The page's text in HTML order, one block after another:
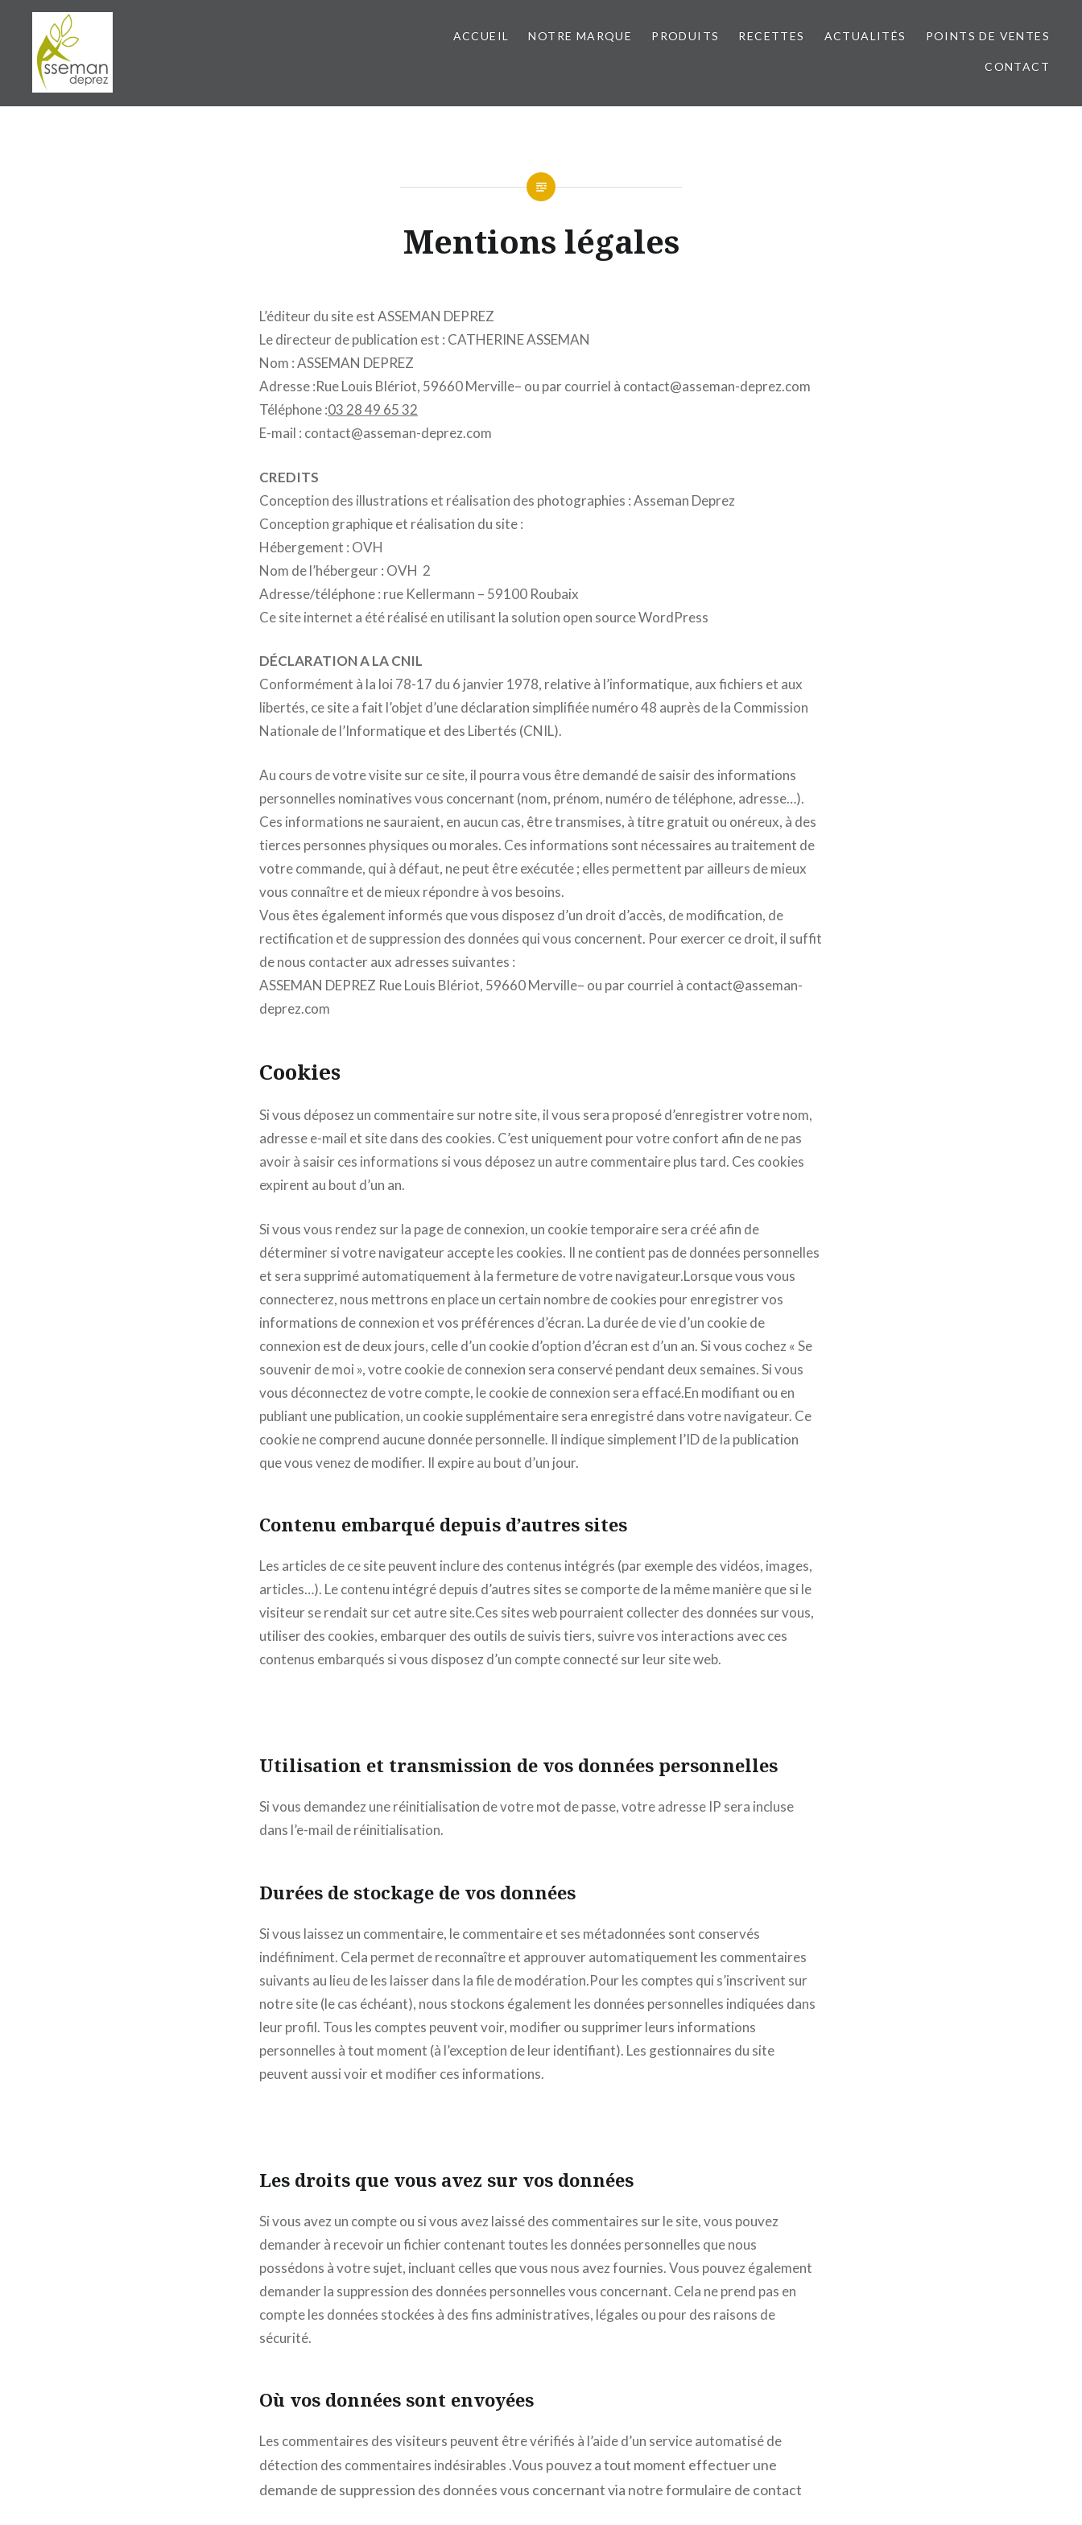
contenu
ASSEMAN DEPREZ
ACCUEIL NOTRE MARQUE PRODUITS RECETTES ACTUALITÉS POINTS DE VENTES
CONTACT
Mentions légales
L’éditeur du site est ASSEMAN DEPREZ
Le directeur de publication est : CATHERINE ASSEMAN
Nom : ASSEMAN DEPREZ
Adresse :Rue Louis Blériot, 59660 Merville– ou par courriel à contact@asseman-deprez.com
Téléphone :03 28 49 65 32
E-mail : contact@asseman-deprez.com
CREDITS
Conception des illustrations et réalisation des photographies : Asseman Deprez
Conception graphique et réalisation du site :
Hébergement : OVH
Nom de l’hébergeur : OVH 2
Adresse/téléphone : rue Kellermann – 59100 Roubaix
Ce site internet a été réalisé en utilisant la solution open source WordPress
DÉCLARATION A LA CNIL
Conformément à la loi 78-17 du 6 janvier 1978, relative à l’informatique, aux fichiers et aux
libertés, ce site a fait l’objet d’une déclaration simplifiée numéro 48 auprès de la Commission
Nationale de l’Informatique et des Libertés (CNIL).
Au cours de votre visite sur ce site, il pourra vous être demandé de saisir des informations
personnelles nominatives vous concernant (nom, prénom, numéro de téléphone, adresse…).
Ces informations ne sauraient, en aucun cas, être transmises, à titre gratuit ou onéreux, à des
tierces personnes physiques ou morales. Ces informations sont nécessaires au traitement de
votre commande, qui à défaut, ne peut être exécutée ; elles permettent par ailleurs de mieux
vous connaître et de mieux répondre à vos besoins.
Vous êtes également informés que vous disposez d’un droit d’accès, de modification, de
rectification et de suppression des données qui vous concernent. Pour exercer ce droit, il suffit
de nous contacter aux adresses suivantes :
ASSEMAN DEPREZ Rue Louis Blériot, 59660 Merville– ou par courriel à contact@asseman-
deprez.com
Cookies
Si vous déposez un commentaire sur notre site, il vous sera proposé d’enregistrer votre nom,
adresse e-mail et site dans des cookies. C’est uniquement pour votre confort afin de ne pas
avoir à saisir ces informations si vous déposez un autre commentaire plus tard. Ces cookies
expirent au bout d’un an.
Si vous vous rendez sur la page de connexion, un cookie temporaire sera créé afin de
déterminer si votre navigateur accepte les cookies. Il ne contient pas de données personnelles
et sera supprimé automatiquement à la fermeture de votre navigateur.Lorsque vous vous
connecterez, nous mettrons en place un certain nombre de cookies pour enregistrer vos
informations de connexion et vos préférences d’écran. La durée de vie d’un cookie de
connexion est de deux jours, celle d’un cookie d’option d’écran est d’un an. Si vous cochez « Se
souvenir de moi », votre cookie de connexion sera conservé pendant deux semaines. Si vous
vous déconnectez de votre compte, le cookie de connexion sera effacé.En modifiant ou en
publiant une publication, un cookie supplémentaire sera enregistré dans votre navigateur. Ce
cookie ne comprend aucune donnée personnelle. Il indique simplement l’ID de la publication
que vous venez de modifier. Il expire au bout d’un jour.
Contenu embarqué depuis d’autres sites
Les articles de ce site peuvent inclure des contenus intégrés (par exemple des vidéos, images,
articles…). Le contenu intégré depuis d’autres sites se comporte de la même manière que si le
visiteur se rendait sur cet autre site.Ces sites web pourraient collecter des données sur vous,
utiliser des cookies, embarquer des outils de suivis tiers, suivre vos interactions avec ces
contenus embarqués si vous disposez d’un compte connecté sur leur site web.
Utilisation et transmission de vos données personnelles
Si vous demandez une réinitialisation de votre mot de passe, votre adresse IP sera incluse
dans l’e-mail de réinitialisation.
Durées de stockage de vos données
Si vous laissez un commentaire, le commentaire et ses métadonnées sont conservés
indéfiniment. Cela permet de reconnaître et approuver automatiquement les commentaires
suivants au lieu de les laisser dans la file de modération.Pour les comptes qui s’inscrivent sur
notre site (le cas échéant), nous stockons également les données personnelles indiquées dans
leur profil. Tous les comptes peuvent voir, modifier ou supprimer leurs informations
personnelles à tout moment (à l’exception de leur identifiant). Les gestionnaires du site
peuvent aussi voir et modifier ces informations.
Les droits que vous avez sur vos données
Si vous avez un compte ou si vous avez laissé des commentaires sur le site, vous pouvez
demander à recevoir un fichier contenant toutes les données personnelles que nous
possédons à votre sujet, incluant celles que vous nous avez fournies. Vous pouvez également
demander la suppression des données personnelles vous concernant. Cela ne prend pas en
compte les données stockées à des fins administratives, légales ou pour des raisons de
sécurité.
Où vos données sont envoyées
Les commentaires des visiteurs peuvent être vérifiés à l’aide d’un service automatisé de
détection des commentaires indésirables .Vous pouvez a tout moment effectuer une
demande de suppression des données vous concernant via notre formulaire de contact